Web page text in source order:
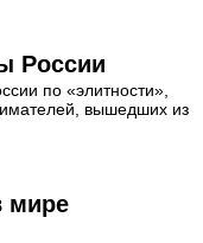
России
по «элитности»,
вышедших из
мире